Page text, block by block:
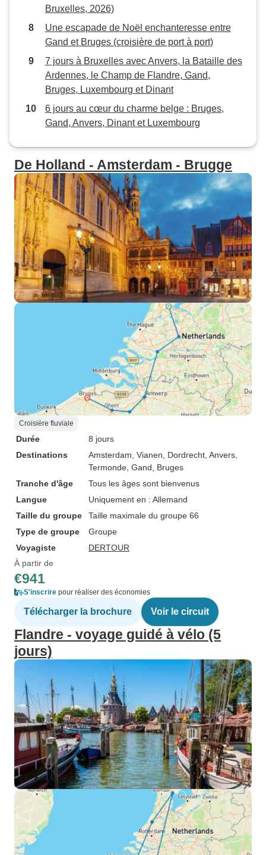
Bruxelles, 2026)
Une escapade de Noël enchanteresse entre
Gand et Bruges (croisière de port à port)
7 jours à Bruxelles avec Anvers, la Bataille des
Ardennes, le Champ de Flandre, Gand,
Bruges, Luxembourg et Dinant
6 jours au cœur du charme belge : Bruges,
Gand, Anvers, Dinant et Luxembourg
De Holland - Amsterdam - Brugge
Croisière fluviale
Durée
8 jours
Destinations
Amsterdam , Vianen , Dordrecht , Anvers
Termonde , Gand , Bruges
Tranche d'âge
Tous les âges sont bienvenus
Langue
Uniquement en : Allemand
Taille du groupe
Taille maximale du groupe 66
Type de groupe
Groupe
Voyagiste
DERTOUR
À partir de
€941
S'inscrire pour réaliser des économies
Télécharger la brochure Voir le circuit
Flandre - voyage guidé à vélo (5
jours)